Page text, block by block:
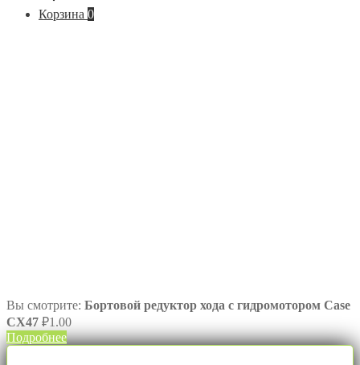
Корзина 0
Вы смотрите: Бортовой редуктор хода с гидромотором Case
CX47 ₽1.00
Подробнее